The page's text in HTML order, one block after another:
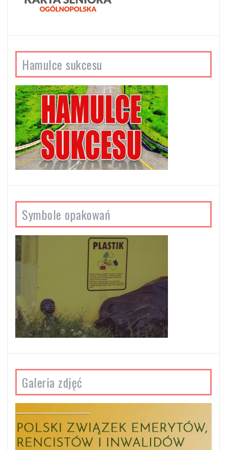
Hamulce sukcesu
Symbole opakowań
Galeria zdjęć